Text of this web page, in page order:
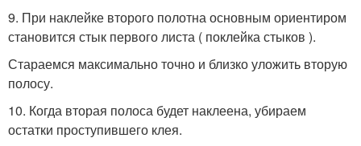
9. При наклейке второго полотна основным ориентиром
становится стык первого листа ( поклейка стыков ).
Стараемся максимально точно и близко уложить вторую
полосу.
10. Когда вторая полоса будет наклеена, убираем
остатки проступившего клея.